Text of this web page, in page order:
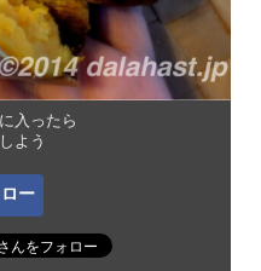
入ったら
よう
ー